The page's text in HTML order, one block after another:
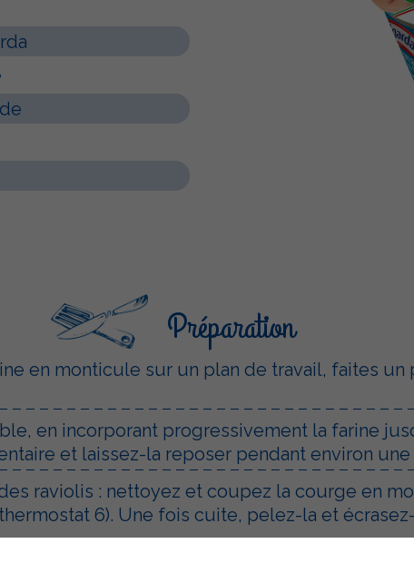
Préparation
en monticule sur un plan de travail, faites
en incorporant progressivement la farine
et laissez-la reposer pendant environ une
raviolis : nettoyez et coupez la courge en
6). Une fois cuite, pelez-la et